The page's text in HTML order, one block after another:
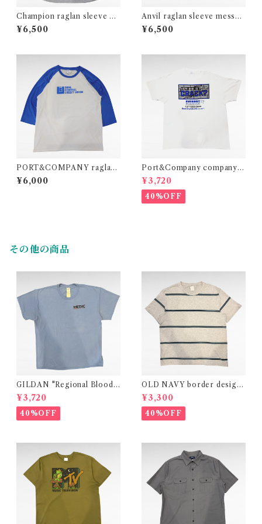
Champion raglan sleeve ba
seball print t-shirt
¥6,500
Anvil raglan sleeve messag
e print t-shirt
¥6,500
PORT&COMPANY raglan
sleeve print t-shirt
¥6,000
Port&Company company p
rint t-shirt
¥3,720
40%OFF
その他の商品
GILDAN "Regional Blood
Center" medical print t-shi
rt
¥3,720
40%OFF
OLD NAVY border design
t-shirt
¥3,300
40%OFF